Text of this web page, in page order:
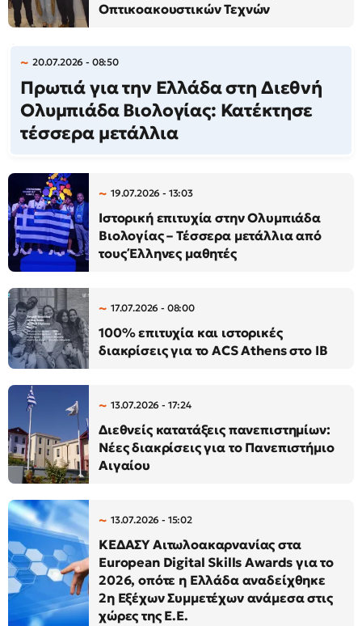
Οπτικοακουστικών Τεχνών
20.07.2026 - 08:50
Πρωτιά για την Ελλάδα στη Διεθνή
Ολυμπιάδα Βιολογίας: Κατέκτησε
τέσσερα μετάλλια
19.07.2026 - 13:03
Ιστορική επιτυχία στην Ολυμπιάδα
Βιολογίας – Τέσσερα μετάλλια από
τους Έλληνες μαθητές
17.07.2026 - 08:00
100% επιτυχία και ιστορικές
διακρίσεις για το ACS Athens στο IB
13.07.2026 - 17:24
Διεθνείς κατατάξεις πανεπιστημίων:
Νέες διακρίσεις για το Πανεπιστήμιο
Αιγαίου
13.07.2026 - 15:02
ΚΕΔΑΣΥ Αιτωλοακαρνανίας στα
European Digital Skills Awards για το
2026, οπότε η Ελλάδα αναδείχθηκε
2η Εξέχων Συμμετέχων ανάμεσα στις
χώρες της Ε.Ε.